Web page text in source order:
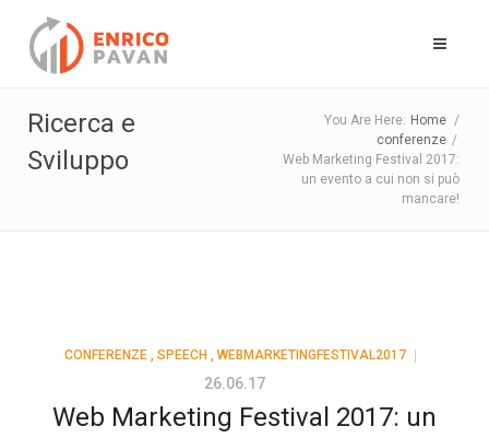
Ricerca e
Sviluppo
You Are Here: Home /
conferenze /
Web Marketing Festival 2017:
un evento a cui non si può
mancare!
CONFERENZE, SPEECH , WEBMARKETINGFESTIVAL2017
26.06.17
Web Marketing Festival 2017: un